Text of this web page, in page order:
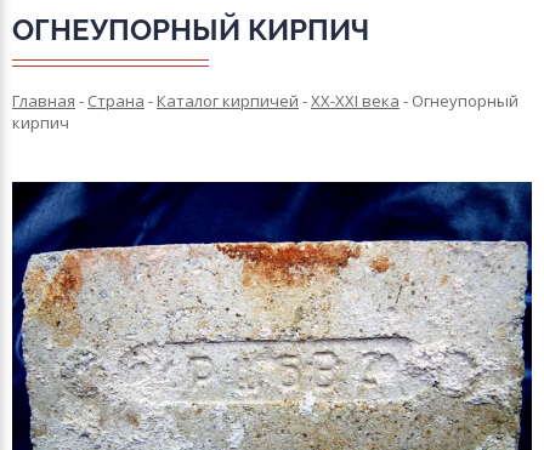
ОГНЕУПОРНЫЙ КИРПИЧ
Главная - Страна - Каталог кирпичей -XX-XXI века - Огнеупорный
кирпич